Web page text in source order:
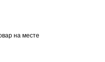
на месте